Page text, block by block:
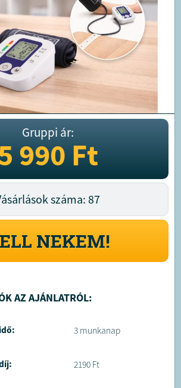
Gruppi ár:
990Ft
száma: 87
NEKEM!
AZ AJÁNLATRÓL:
3 munkanap
2190 Ft